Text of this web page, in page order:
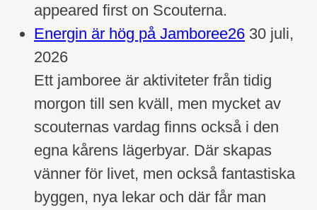
appeared first on Scouterna.
Energin är hög på Jamboree26 30 juli,
2026
Ett jamboree är aktiviteter från tidig
morgon till sen kväll, men mycket av
scouternas vardag finns också i den
egna kårens lägerbyar. Där skapas
vänner för livet, men också fantastiska
byggen, nya lekar och där får man